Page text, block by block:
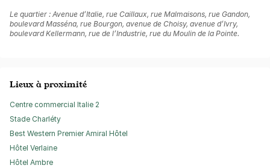
Le quartier : Avenue d’Italie, rue Caillaux, rue Malmaisons, rue Gandon,
boulevard Masséna, rue Bourgon, avenue de Choisy, avenue d’Ivry,
boulevard Kellermann, rue de l’Industrie, rue du Moulin de la Pointe.
Lieux à proximité
Centre commercial Italie 2
Stade Charléty
Best Western Premier Amiral Hôtel
Hôtel Verlaine
Hôtel Ambre